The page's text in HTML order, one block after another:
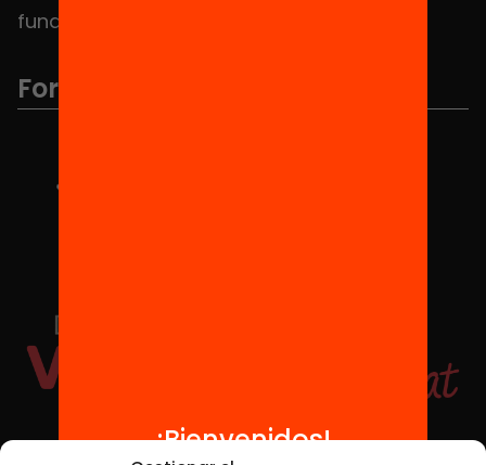
fundacio@equitat.org
Formamos parte de...
Redes sociales¡Bienvenidos!